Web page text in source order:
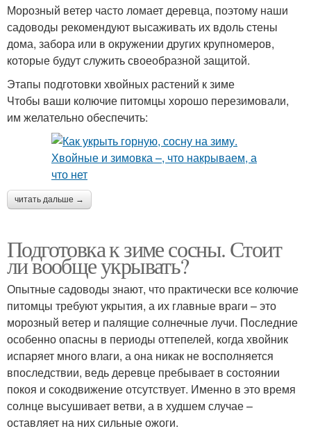
Морозный ветер часто ломает деревца, поэтому наши
садоводы рекомендуют высаживать их вдоль стены
дома, забора или в окружении других крупномеров,
которые будут служить своеобразной защитой.
Этапы подготовки хвойных растений к зиме
Чтобы ваши колючие питомцы хорошо перезимовали,
им желательно обеспечить:
читать дальше →
Подготовка к зиме сосны. Стоит
ли вообще укрывать?
Опытные садоводы знают, что практически все колючие
питомцы требуют укрытия, а их главные враги – это
морозный ветер и палящие солнечные лучи. Последние
особенно опасны в периоды оттепелей, когда хвойник
испаряет много влаги, а она никак не восполняется
впоследствии, ведь деревце пребывает в состоянии
покоя и сокодвижение отсутствует. Именно в это время
солнце высушивает ветви, а в худшем случае –
оставляет на них сильные ожоги.